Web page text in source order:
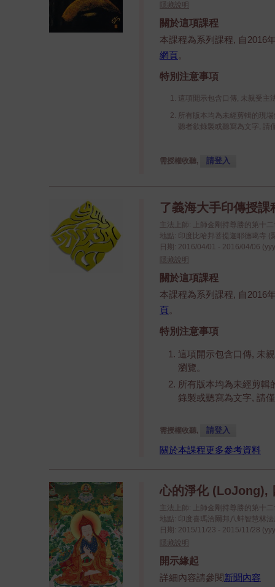
隱藏說明
關於這項課程
本課程為系列課程, 自2016
網頁 。
特別注意事項
這項開示包含口傳, 未親受主
所有版本均為未經剪輯的現
聽者欲錄製或聽寫為文字,
需授權收聽, 請登入
了義海大手印傳授
主法上師: 上師金剛持尊勝的第十
地點: 印度比哈邦菩提迦耶德噶寺 (
日期: 2016/04/01 - 2016/04/06
隱藏說明
關於這項課程
本課程為系列課程, 自2016
頁 。
特別注意事項
這項開示包含口傳, 未
瀏覽。
所有版本均為未經剪輯
錄製或聽寫為文字, 請
需授權收聽, 請登入
關於本課程更多參考資料
心的淨化 (LoJong),
主法上師: 上師金剛持尊勝的第十
地點: 印度喜瑪洽爾邦八蚌智慧林
日期: 2015/11/23 - 2015/11/28
隱藏說明
開示緣起
詳細內容請參閱新聞內容